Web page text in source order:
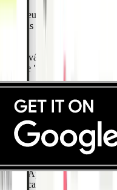
no seu iPhone e
depois clique em
iPad, vá a Definições, abra
"Adicionar Cartão
MacBook Pro com Touch
seleccione "Wallet &
"Adicionar Cartão".
Apple Pay no iPhone,
compatíveis com o Apple
físicos, virtuais e de
à Apple Wallet e
físicas como online.